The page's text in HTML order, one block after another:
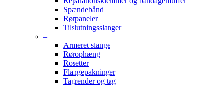
Spændebånd
Rørpaneler
Tilslutningsslanger
–
Armeret slange
Rørophæng
Rosetter
Flangepakninger
Tagrender og tag